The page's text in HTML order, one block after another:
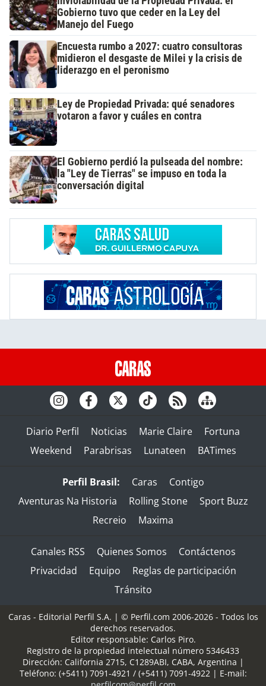
Gobierno tuvo que ceder en la Ley del
Manejo del Fuego
Encuesta rumbo a 2027: cuatro consultoras
midieron el desgaste de Milei y la crisis de
liderazgo en el peronismo
Ley de Propiedad Privada: qué senadores
votaron a favor y cuáles en contra
El Gobierno perdió la pulseada del nombre:
la "Ley de Tierras" se impuso en toda la
conversación digital
Diario Perfil Noticias Marie Claire
Fortuna
Weekend
Parabrisas Lunateen BATimes
Perfil Brasil: Caras
Contigo
Aventuras Na Historia
Rolling Stone
Sport Buzz
Recreio
Maxima
Canales RSS Quienes Somos
Contáctenos
Privacidad
Equipo
Reglas de participación
Tránsito
Caras - Editorial Perfil S.A. | © Perfil.com 2006-2026 - Todos los
derechos reservados.
Editor responsable: Carlos Piro.
Registro de la propiedad intelectual número 5346433
Dirección: California 2715, C1289ABI, CABA, Argentina |
Teléfono: (+5411) 7091-4921 / (+5411) 7091-4922| E-mail: